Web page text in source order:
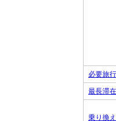
必要旅
最長滞
乗り換え